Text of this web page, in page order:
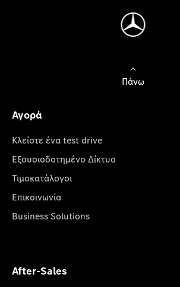
Πάνω
Αγορά
Κλείστε ένα test drive
Εξουσιοδοτημένο Δίκτυο
Τιμοκατάλογοι
Επικοινωνία
Business Solutions
After-Sales